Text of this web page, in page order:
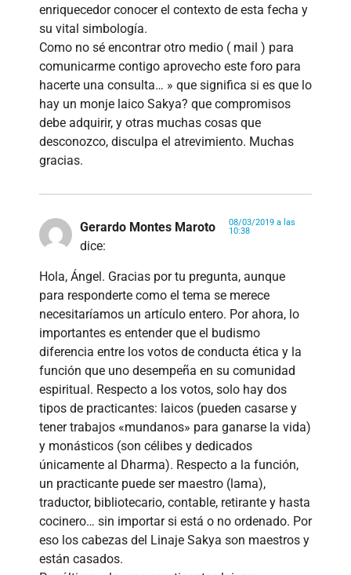
enriquecedor conocer el contexto de esta fecha y
su vital simbología.
Como no sé encontrar otro medio ( mail ) para
comunicarme contigo aprovecho este foro para
hacerte una consulta… » que significa si es que lo
hay un monje laico Sakya? que compromisos
debe adquirir, y otras muchas cosas que
desconozco, disculpa el atrevimiento. Muchas
gracias.
Gerardo Montes Maroto
dice:
08/03/2019 a las
10:38
Hola, Ángel. Gracias por tu pregunta, aunque
para responderte como el tema se merece
necesitaríamos un artículo entero. Por ahora, lo
importantes es entender que el budismo
diferencia entre los votos de conducta ética y la
función que uno desempeña en su comunidad
espiritual. Respecto a los votos, solo hay dos
tipos de practicantes: laicos (pueden casarse y
tener trabajos «mundanos» para ganarse la vida)
y monásticos (son célibes y dedicados
únicamente al Dharma). Respecto a la función,
un practicante puede ser maestro (lama),
traductor, bibliotecario, contable, retirante y hasta
cocinero… sin importar si está o no ordenado. Por
eso los cabezas del Linaje Sakya son maestros y
están casados.